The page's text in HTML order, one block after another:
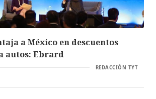
a México en descuentos
autos: Ebrard
REDACCIÓN TYT